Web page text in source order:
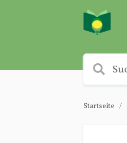
Startseite